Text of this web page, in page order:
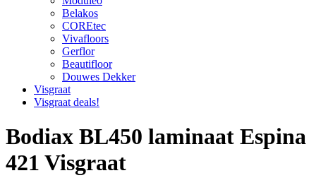
Belakos
COREtec
Vivafloors
Gerflor
Beautifloor
Douwes Dekker
Visgraat
Visgraat deals!
Bodiax BL450 laminaat Espina
421 Visgraat